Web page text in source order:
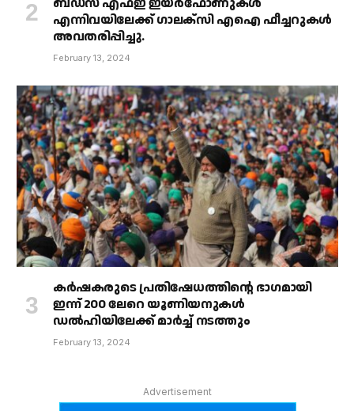
ബഡ്‌സ് എഫ്ഇ ഇയർഫോണുകൾ
എന്നിവയിലേക്ക് ഗാലക്‌സി എഐ ഫീച്ചറുകൾ
അവതരിപ്പിച്ചു.
February 13, 2024
കർഷകരുടെ പ്രതിഷേധത്തിൻ്റെ ഭാഗമായി
ഇന്ന് 200 ലേറെ യൂണിയനുകൾ
ഡൽഹിയിലേക്ക് മാർച്ച് നടത്തും
February 13, 2024
Advertisement